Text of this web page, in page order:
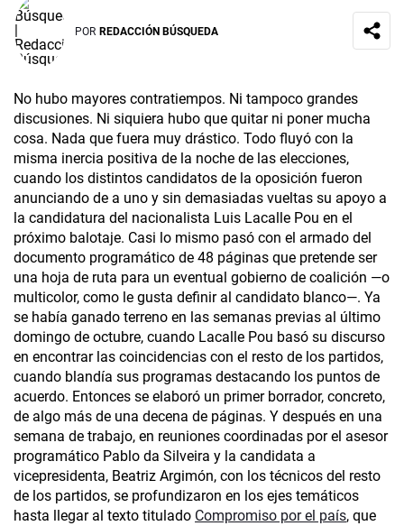
POR REDACCIÓN BÚSQUEDA
No hubo mayores contratiempos. Ni tampoco grandes
discusiones. Ni siquiera hubo que quitar ni poner mucha
cosa. Nada que fuera muy drástico. Todo fluyó con la
misma inercia positiva de la noche de las elecciones,
cuando los distintos candidatos de la oposición fueron
anunciando de a uno y sin demasiadas vueltas su apoyo a
la candidatura del nacionalista Luis Lacalle Pou en el
próximo balotaje. Casi lo mismo pasó con el armado del
documento programático de 48 páginas que pretende ser
una hoja de ruta para un eventual gobierno de coalición —o
multicolor, como le gusta definir al candidato blanco—. Ya
se había ganado terreno en las semanas previas al último
domingo de octubre, cuando Lacalle Pou basó su discurso
en encontrar las coincidencias con el resto de los partidos,
cuando blandía sus programas destacando los puntos de
acuerdo. Entonces se elaboró un primer borrador, concreto,
de algo más de una decena de páginas. Y después en una
semana de trabajo, en reuniones coordinadas por el asesor
programático Pablo da Silveira y la candidata a
vicepresidenta, Beatriz Argimón, con los técnicos del resto
de los partidos, se profundizaron en los ejes temáticos
hasta llegar al texto titulado Compromiso por el país, que